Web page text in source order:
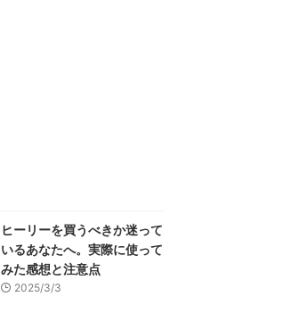
ヒーリーを買うべきか迷って
いるあなたへ。実際に使って
みた感想と注意点
2025/3/3